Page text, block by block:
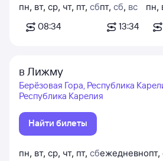
пн, вт, ср, чт, пт, сб
08:34
пт, сб, вс
13:34
пн,
в Лижму
Берёзовая Гора, Республика
Республика Карелия
Найти билеты
пн, вт, ср, чт, пт, сбежедневнопт,